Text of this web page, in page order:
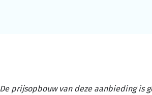
De prijsopbouw van deze aanbieding is